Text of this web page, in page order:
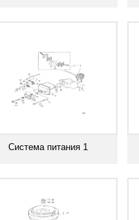
Система питания 1